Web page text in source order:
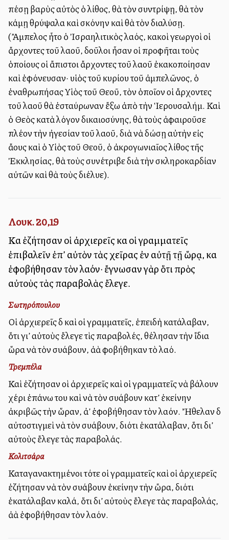
πέσῃ βαρὺς αὐτὸς ὁ λίθος, θὰ τὸν συντρίψῃ, θὰ τὸν
κάμῃ θρύψαλα καὶ σκόνην καὶ θὰ τὸν διαλύσῃ.
(Ἄμπελος ἦτο ὁ Ἰσραηλιτικὸς λαός, κακοὶ γεωργοὶ οἱ
ἄρχοντες τοῦ λαοῦ, δοῦλοι ἦσαν οἱ προφῆται τοὺς
ὁποίους οἱ ἄπιστοι ἄρχοντες τοῦ λαοῦ ἐκακοποίησαν
καὶ ἐφόνευσαν· υἱὸς τοῦ κυρίου τοῦ ἀμπελῶνος, ὁ
ἐναθρωπήσας Υἱὸς τοῦ Θεοῦ, τὸν ὁποῖον οἱ ἄρχοντες
τοῦ λαοῦ θὰ ἐσταύρωναν ἔξω ἀπὸ τὴν Ἱερουσαλήμ. Καὶ
ὁ Θεὸς κατὰ λόγον δικαιοσύνης, θὰ τοὺς ἀφαιροῦσε
πλέον τὴν ἠγεσίαν τοῦ λαοῦ, διὰ νὰ δώσῃ αὐτὴν εἰς
ἄλλους καὶ ὁ Υἱὸς τοῦ Θεοῦ, ὁ ἀκρογωνιαῖος λίθος τῆς
Ἐκκλησίας, θὰ τοὺς συνέτριβε διὰ τὴν σκληροκαρδίαν
αὐτῶν καὶ θὰ τοὺς διέλυε).
Λουκ. 20,19
Καὶ ἐζήτησαν οἱ ἀρχιερεῖς καὶ οἱ γραμματεῖς
ἐπιβαλεῖν ἐπ’ αὐτὸν τὰς χεῖρας ἐν αὐτῇ τῇ ὥρᾳ, καὶ
ἐφοβήθησαν τὸν λαόν· ἔγνωσαν γὰρ ὅτι πρὸς
αὐτοὺς τὰς παραβολὰς ἔλεγε.
Σωτηρόπουλου
Οἱ ἀρχιερεῖς δὲ καὶ οἱ γραμματεῖς, ἐπειδὴ κατάλαβαν,
ὅτι γι’ αὐτοὺς ἔλεγε τὶς παραβολές, θέλησαν τὴν ἴδια
ὥρα νὰ τὸν συλλάβουν, ἀλλὰ φοβήθηκαν τὸ λαό.
Τρεμπέλα
Καὶ ἐζήτησαν oὶ ἀρχιερεῖς καὶ οἱ γραμματεῖς νὰ βάλουν
χέρι ἐπάνω του καὶ νὰ τὸν συλλάβουν κατ’ ἐκείνην
ἀκριβῶς τὴν ὥραν, ἀλλ’ ἐφοβήθησαν τὸν λαόν. Ἤθελαν δὲ
αὐτοστιγμεὶ νὰ τὸν συλλάβουν, διότι ἐκατάλαβαν, ὅτι δι’
αὐτοὺς ἔλεγε τὰς παραβολάς.
Κολιτσάρα
Καταγανακτημένοι τότε οἱ γραμματεῖς καὶ οἱ ἀρχιερεῖς
ἐζήτησαν νὰ τὸν συλλάβουν ἐκείνην τὴν ὥρα, διότι
ἐκατάλαβαν καλά, ὅτι δι’ αὐτοὺς ἔλεγε τὰς παραβολάς,
ἀλλὰ ἐφοβήθησαν τὸν λαόν.